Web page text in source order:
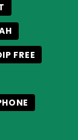
FREE